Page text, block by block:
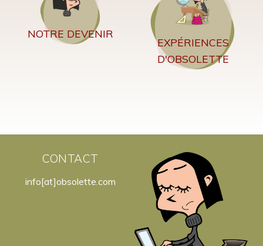
NOTRE DEVENIR
EXPÉRIENCES
D'OBSOLETTE
CONTACT
info[at]obsolette.com